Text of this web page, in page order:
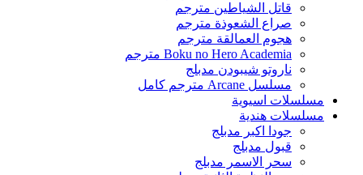
قاتل الشياطين مترجم
صراع الشعوذة مترجم
هجوم العمالقة مترجم
Boku no Hero Academia مترجم
ناروتو شيبودن مدبلج
مسلسل Arcane مترجم كامل
مسلسلات اسيوية
مسلسلات هندية
جودا اكبر مدبلج
قبول مدبلج
سحر الاسمر مدبلج